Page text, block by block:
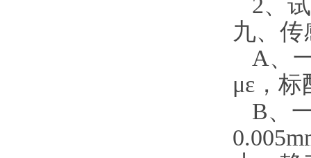
2、
九、传
A、
με，标
B、